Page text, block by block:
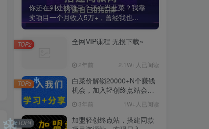
你还在到处找项目？还在当韭菜？我靠
卖项目一个月收入5万+，曾经我也...
全网VIP课程 无损下载~
2年前 2.1W+人已阅读
TOP2
白菜价解锁20000+N个赚钱
机会，加入轻创终点站会
3年前 1W+人已阅读
TOP3
加盟轻创终点站，搭建同款
TOP4